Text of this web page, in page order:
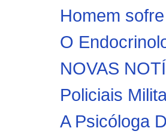
Homem
O
NOVAS
Policiais
A Psicóloga